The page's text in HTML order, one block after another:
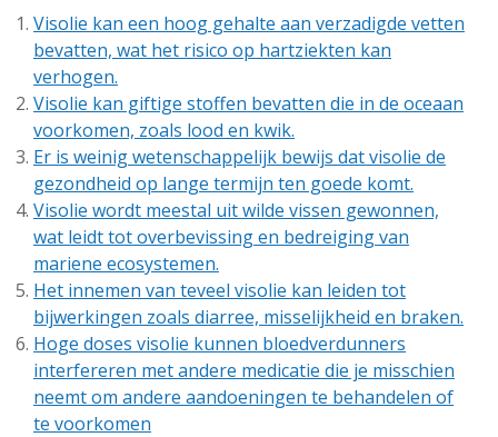
Visolie kan een hoog gehalte aan verzadigde vetten
bevatten, wat het risico op hartziekten kan
verhogen.
Visolie kan giftige stoffen bevatten die in de oceaan
voorkomen, zoals lood en kwik.
Er is weinig wetenschappelijk bewijs dat visolie de
gezondheid op lange termijn ten goede komt.
Visolie wordt meestal uit wilde vissen gewonnen,
wat leidt tot overbevissing en bedreiging van
mariene ecosystemen.
Het innemen van teveel visolie kan leiden tot
bijwerkingen zoals diarree, misselijkheid en braken.
Hoge doses visolie kunnen bloedverdunners
interfereren met andere medicatie die je misschien
neemt om andere aandoeningen te behandelen of
te voorkomen